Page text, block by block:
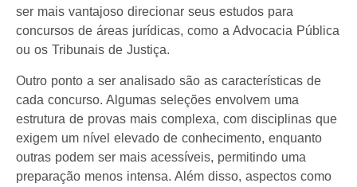
ser mais vantajoso direcionar seus estudos para
concursos de áreas jurídicas, como a Advocacia Pública
ou os Tribunais de Justiça.
Outro ponto a ser analisado são as características de
cada concurso. Algumas seleções envolvem uma
estrutura de provas mais complexa, com disciplinas que
exigem um nível elevado de conhecimento, enquanto
outras podem ser mais acessíveis, permitindo uma
preparação menos intensa. Além disso, aspectos como